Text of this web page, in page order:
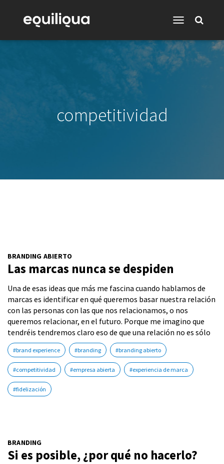
competitividad
BRANDING ABIERTO
Las marcas nunca se despiden
Una de esas ideas que más me fascina cuando hablamos de
marcas es identificar en qué queremos basar nuestra relación
con las personas con las que nos relacionamos, o nos
queremos relacionar, en el futuro. Porque me imagino que
tendréis tendremos claro eso de que una relación no es sólo
#brand experience #branding #branding abierto
#competitividad #empresa abierta #experiencia de marca
#fidelización
BRANDING
Si es posible, ¿por qué no hacerlo?